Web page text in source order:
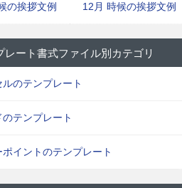
の挨拶文例 12月 時候の挨拶文例
レート書式ファイル別カテゴリ
ルのテンプレート
のテンプレート
ポイントのテンプレート